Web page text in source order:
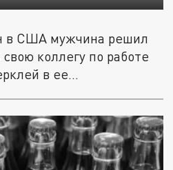
в США мужчина решил
коллегу по работе
в ее...